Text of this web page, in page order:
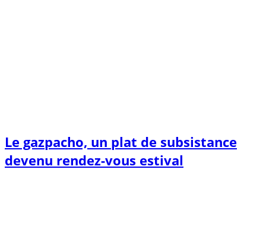
Le gazpacho, un plat de subsistance
devenu rendez-vous estival